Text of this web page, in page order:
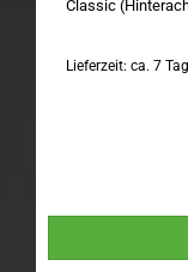
Classic
Lieferzeit: ca. 7